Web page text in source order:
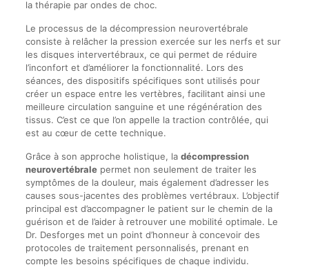
la thérapie par ondes de choc.
Le processus de la décompression neurovertébrale
consiste à relâcher la pression exercée sur les nerfs et sur
les disques intervertébraux, ce qui permet de réduire
l’inconfort et d’améliorer la fonctionnalité. Lors des
séances, des dispositifs spécifiques sont utilisés pour
créer un espace entre les vertèbres, facilitant ainsi une
meilleure circulation sanguine et une régénération des
tissus. C’est ce que l’on appelle la traction contrôlée, qui
est au cœur de cette technique.
Grâce à son approche holistique, la décompression
neurovertébralepermet non seulement de traiter les
symptômes de la douleur, mais également d’adresser les
causes sous-jacentes des problèmes vertébraux. L’objectif
principal est d’accompagner le patient sur le chemin de la
guérison et de l’aider à retrouver une mobilité optimale. Le
Dr. Desforges met un point d’honneur à concevoir des
protocoles de traitement personnalisés, prenant en
compte les besoins spécifiques de chaque individu.